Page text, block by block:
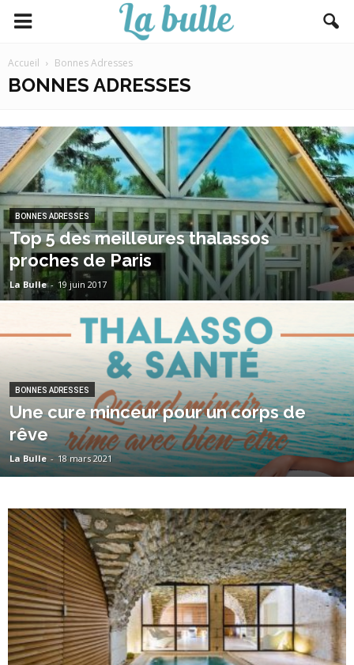
Accueil Bonnes Adresses
BONNES ADRESSES
BONNES ADRESSES
Top 5 des meilleures thalassos
proches de Paris
La Bulle - 19 juin 2017
BONNES ADRESSES
Une cure minceur pour un corps de
rêve
La Bulle - 18 mars 2021